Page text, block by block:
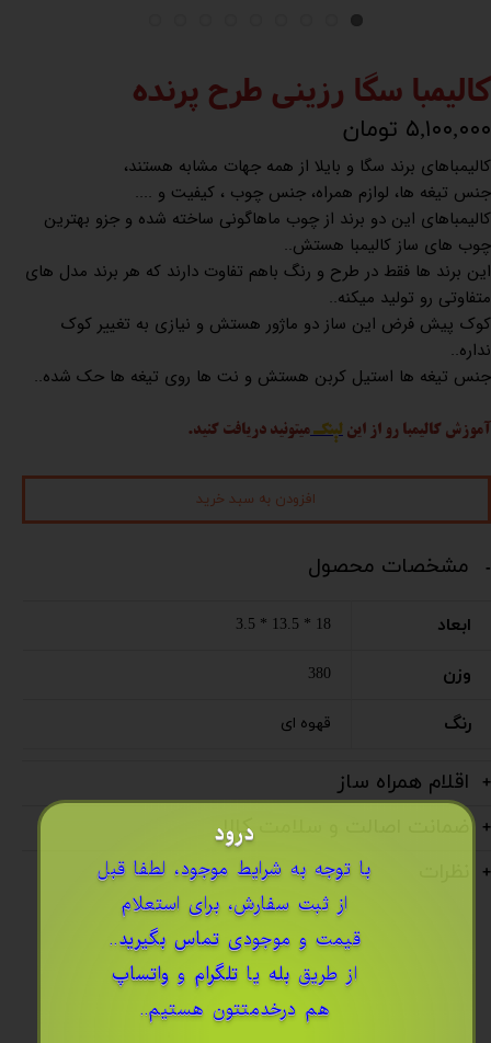
کالیمبا سگا رزینی طرح پرنده
۵,۱۰۰,۰۰۰ تومان
کالیمباهای برند سگا و بایلا از همه جهات مشابه هستند،
جنس تیغه ها، لوازم همراه، جنس چوب ، کیفیت و ....
کالیمباهای این دو برند از چوب ماهاگونی ساخته شده و جزو بهترین
چوب های ساز کالیمبا هستش..
این برند ها فقط در طرح و رنگ باهم تفاوت دارند که هر برند مدل های
متفاوتی رو تولید میکنه..
کوک پیش فرض این ساز دو ماژور هستش و نیازی به تغییر کوک
نداره..
جنس تیغه ها استیل کربن هستش و نت ها روی تیغه ها حک شده..
آموزش کالیمبا رو از اینلینکمیتونید دریافت کنید.
افزودن به سبد خرید
مشخصات محصول
ابعاد 18 * 13.5 * 3.5
وزن 380
رنگ قهوه ای
اقلام همراه ساز
ضمانت اصالت و سلامت کالا
درود
​با توجه به شرایط موجود، لطفا قبل
از ثبت سفارش، برای استعلام
قیمت و موجودی تماس بگیرید..
از طریق بله یا تلگرام و واتساپ
هم درخدمتتون هستیم..